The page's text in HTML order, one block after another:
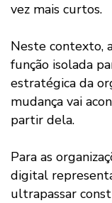
vez mais curtos.
Neste contexto,
função isolada
estratégica da
mudança vai
partir dela.
Para as
digital
ultrapassar